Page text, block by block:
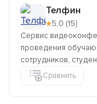
Телфин
★5,0 (15)
Сервис
проведения
сотрудников,
Сравнить